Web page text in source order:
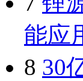
能应
8 30